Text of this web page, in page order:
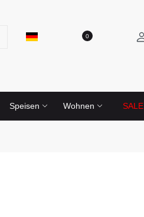
0
Speisen Wohnen SALE